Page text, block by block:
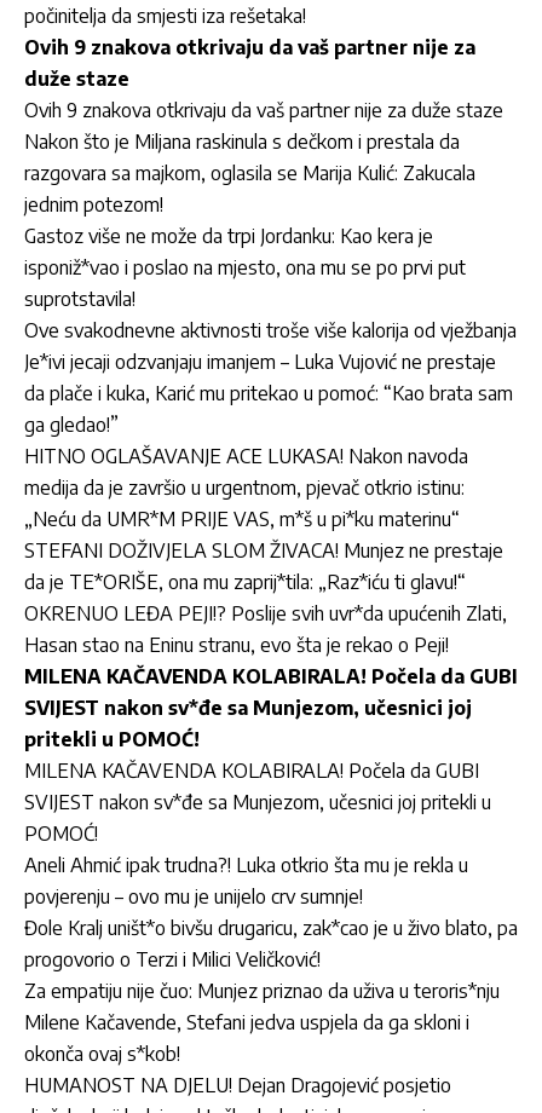
počinitelja da smjesti iza rešetaka!
Ovih 9 znakova otkrivaju da vaš partner nije za
duže staze
Ovih 9 znakova otkrivaju da vaš partner nije za duže staze
Nakon što je Miljana raskinula s dečkom i prestala da
razgovara sa majkom, oglasila se Marija Kulić: Zakucala
jednim potezom!
Gastoz više ne može da trpi Jordanku: Kao kera je
isponiž*vao i poslao na mjesto, ona mu se po prvi put
suprotstavila!
Ove svakodnevne aktivnosti troše više kalorija od vježbanja
Je*ivi jecaji odzvanjaju imanjem – Luka Vujović ne prestaje
da plače i kuka, Karić mu pritekao u pomoć: “Kao brata sam
ga gledao!”
HITNO OGLAŠAVANJE ACE LUKASA! Nakon navoda
medija da je završio u urgentnom, pjevač otkrio istinu:
„Neću da UMR*M PRIJE VAS, m*š u pi*ku materinu“
STEFANI DOŽIVJELA SLOM ŽIVACA! Munjez ne prestaje
da je TE*ORIŠE, ona mu zaprij*tila: „Raz*iću ti glavu!“
OKRENUO LEĐA PEJI!? Poslije svih uvr*da upućenih Zlati,
Hasan stao na Eninu stranu, evo šta je rekao o Peji!
MILENA KAČAVENDA KOLABIRALA! Počela da GUBI
SVIJEST nakon sv*đe sa Munjezom, učesnici joj
pritekli u POMOĆ!
MILENA KAČAVENDA KOLABIRALA! Počela da GUBI
SVIJEST nakon sv*đe sa Munjezom, učesnici joj pritekli u
POMOĆ!
Aneli Ahmić ipak trudna?! Luka otkrio šta mu je rekla u
povjerenju – ovo mu je unijelo crv sumnje!
Đole Kralj uništ*o bivšu drugaricu, zak*cao je u živo blato, pa
progovorio o Terzi i Milici Veličković!
Za empatiju nije čuo: Munjez priznao da uživa u teroris*nju
Milene Kačavende, Stefani jedva uspjela da ga skloni i
okonča ovaj s*kob!
HUMANOST NA DJELU! Dejan Dragojević posjetio